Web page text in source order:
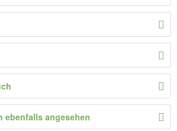
ebenfalls angesehen